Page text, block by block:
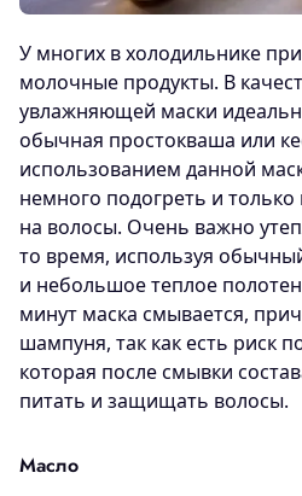
У многих в холодильнике
молочные продукты. В
увлажняющей маски
обычная простокваша или
использованием данной
немного подогреть и
на волосы. Очень важно
то время, используя
и небольшое теплое
минут маска смывается,
шампуня, так как есть риск
которая после смывки
питать и защищать волосы.
Масло